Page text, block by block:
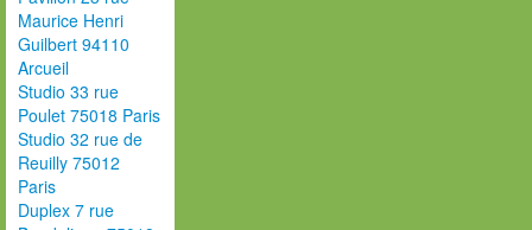
Maurice Henri
Guilbert 94110
Arcueil
Studio 33 rue
Poulet 75018 Paris
Studio 32 rue de
Reuilly 75012
Paris
Duplex 7 rue